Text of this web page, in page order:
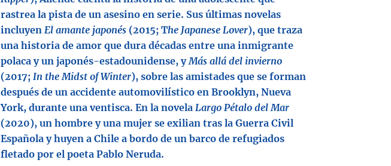
rastrea la pista de un asesino en serie. Sus últimas novelas
incluyen El amante japonés (2015; The Japanese Lover), que traza
una historia de amor que dura décadas entre una inmigrante
polaca y un japonés-estadounidense, yMás allá del invierno
(2017; In the Midst of Winter), sobre las amistades que se forman
después de un accidente automovilístico en Brooklyn, Nueva
York, durante una ventisca. En la novela Largo Pétalo del Mar
(2020), un hombre y una mujer se exilian tras la Guerra Civil
Española y huyen a Chile a bordo de un barco de refugiados
fletado por el poeta Pablo Neruda.